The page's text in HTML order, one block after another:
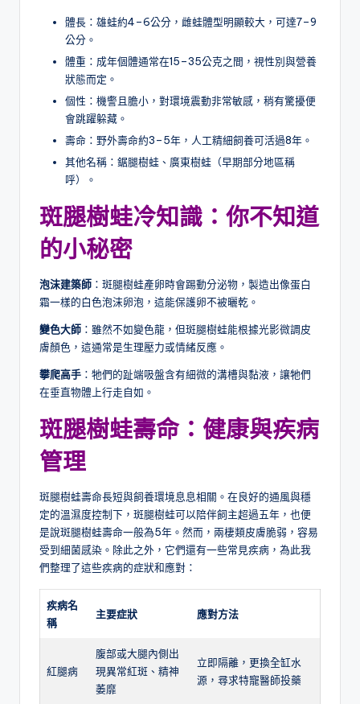
體長：雄蛙約4–6公分，雌蛙體型明顯較大，可達7–9
公分。
體重：成年個體通常在15–35公克之間，視性別與營養
狀態而定。
個性：機警且膽小，對環境震動非常敏感，稍有驚擾便
會跳躍躲藏。
壽命：野外壽命約3–5年，人工精細飼養可活過8年。
其他名稱：鋸腿樹蛙、廣東樹蛙（早期部分地區稱
呼）。
斑腿樹蛙冷知識：你不知道
的小秘密
泡沫建築師 ：斑腿樹蛙產卵時會踢動分泌物，製造出像蛋白
霜一樣的白色泡沫卵泡，這能保護卵不被曬乾。
變色大師 ：雖然不如變色龍，但斑腿樹蛙能根據光影微調皮
膚顏色，這通常是生理壓力或情緒反應。
攀爬高手 ：牠們的趾端吸盤含有細微的溝槽與黏液，讓牠們
在垂直物體上行走自如。
斑腿樹蛙壽命：健康與疾病
管理
斑腿樹蛙壽命長短與飼養環境息息相關。在良好的通風與穩
定的溫濕度控制下，斑腿樹蛙可以陪伴飼主超過五年，也便
是說斑腿樹蛙壽命一般為5年。然而，兩棲類皮膚脆弱，容易
受到細菌感染。除此之外，它們還有一些常見疾病，為此我
們整理了這些疾病的症狀和應對：
疾病名
稱
主要症狀 應對方法
紅腿病
腹部或大腿內側出
現異常紅斑、精神
萎靡
立即隔離，更換全缸水
源，尋求特寵醫師投藥